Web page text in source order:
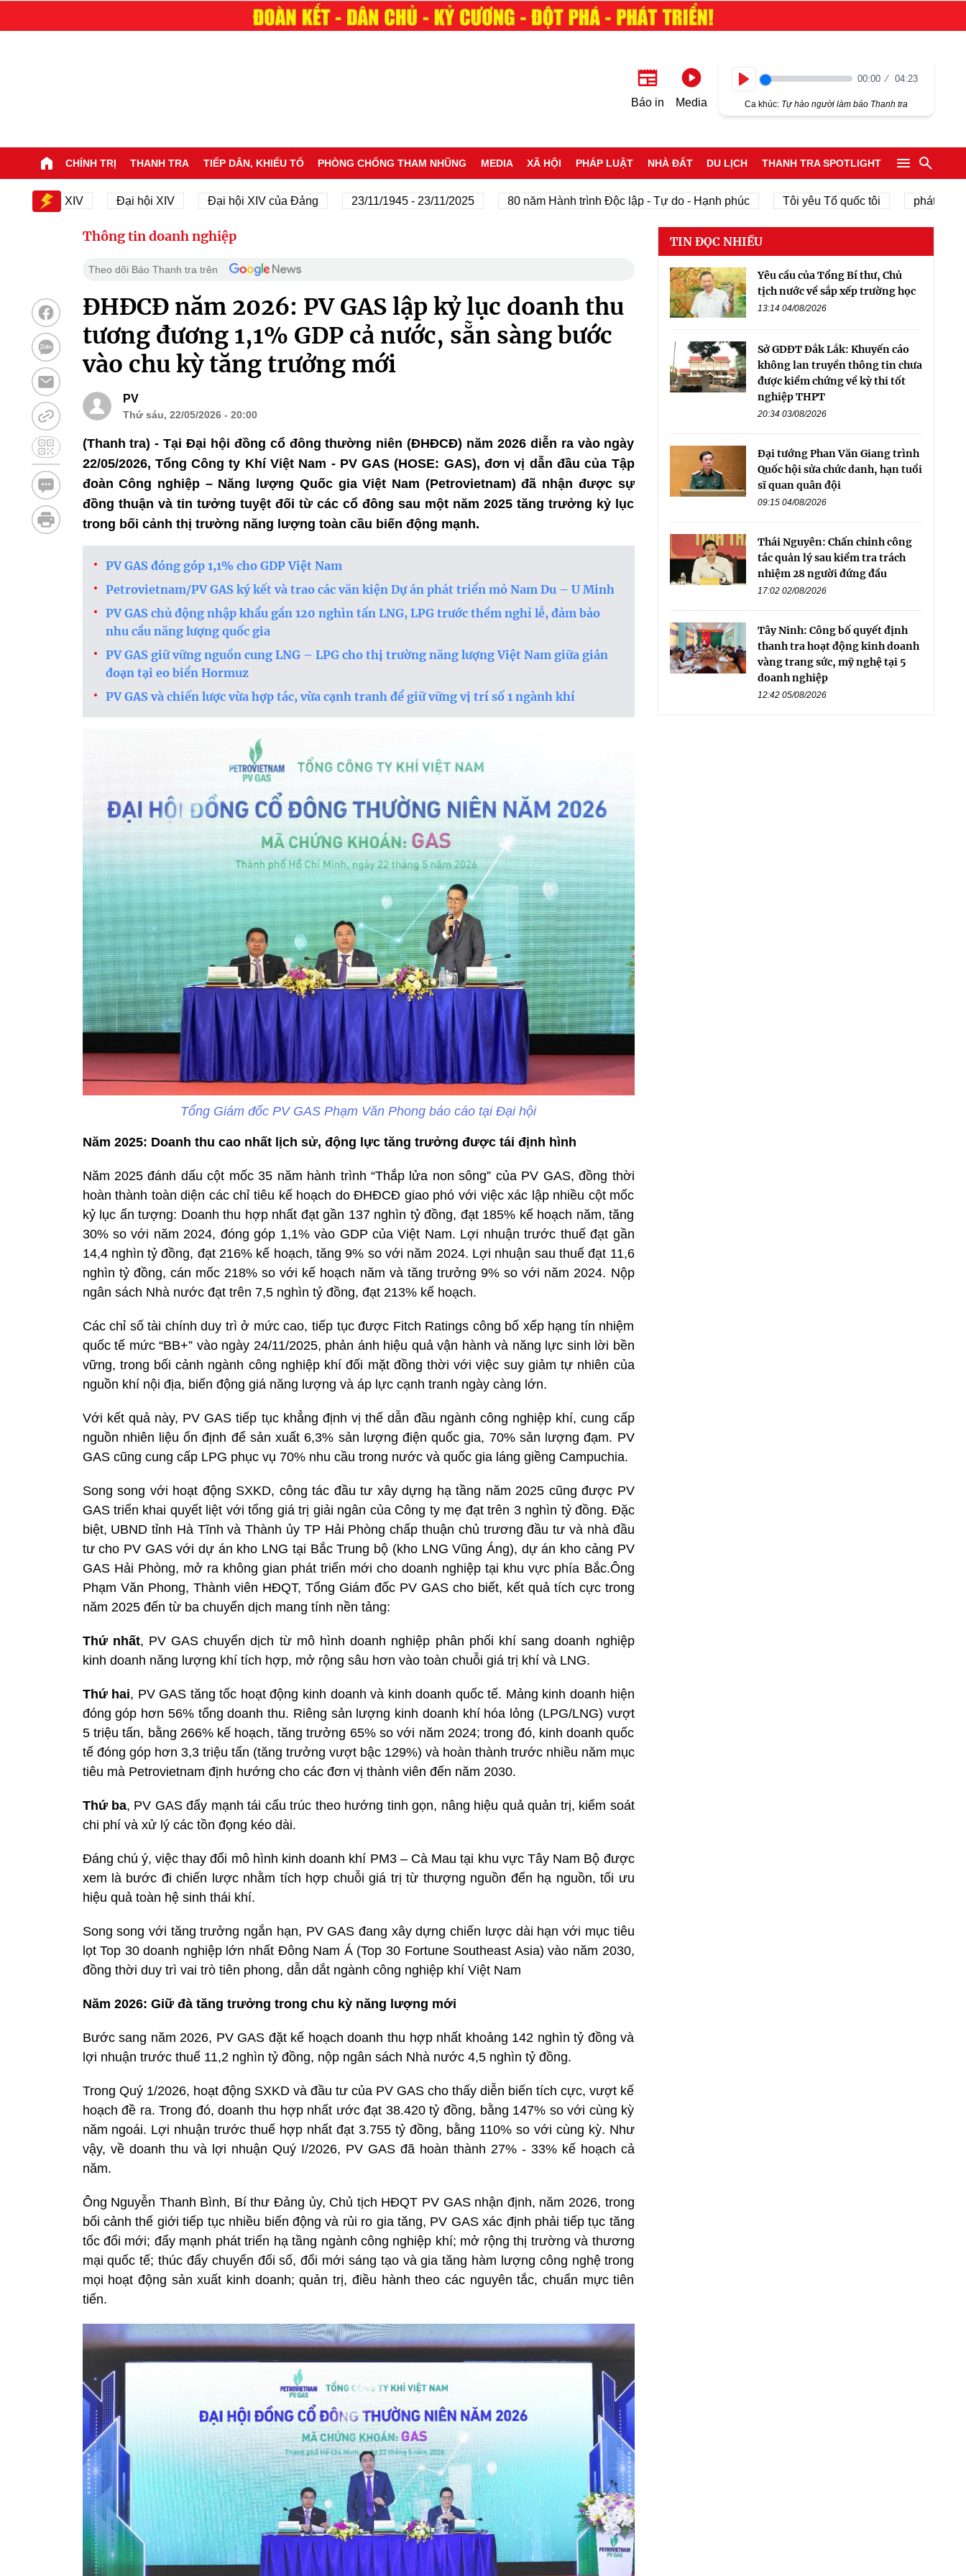
Báo in Media
00:00 04:23
Ca khúc: Tự hào người làm báo Thanh tra
CHÍNH TRỊ THANH TRA TIẾP DÂN, KHIẾU TỐ PHÒNG CHỐNG THAM NHŨNG MEDIA XÃ HỘI PHÁP LUẬT NHÀ ĐẤT DU LỊCH THANH TRA SPOTLIGHT
hội XIV Đại hội XIV Đại hội XIV của Đảng 23/11/1945 - 23/11/2025 80 năm Hành trình Độc lập - Tự do - Hạnh phúc Tôi yêu Tổ quốc tôi phát triển kinh
Thông tin doanh nghiệp
Theo dõi Báo Thanh tra trên
ĐHĐCĐ năm 2026: PV GAS lập kỷ lục doanh thu
tương đương 1,1% GDP cả nước, sẵn sàng bước
vào chu kỳ tăng trưởng mới
PV
Thứ sáu, 22/05/2026 - 20:00
(Thanh tra) - Tại Đại hội đồng cổ đông thường niên (ĐHĐCĐ) năm 2026 diễn ra vào ngày
22/05/2026, Tổng Công ty Khí Việt Nam - PV GAS (HOSE: GAS), đơn vị dẫn đầu của Tập
đoàn Công nghiệp – Năng lượng Quốc gia Việt Nam (Petrovietnam) đã nhận được sự
đồng thuận và tin tưởng tuyệt đối từ các cổ đông sau một năm 2025 tăng trưởng kỷ lục
trong bối cảnh thị trường năng lượng toàn cầu biến động mạnh.
PV GAS đóng góp 1,1% cho GDP Việt Nam
Petrovietnam/PV GAS ký kết và trao các văn kiện Dự án phát triển mỏ Nam Du – U Minh
PV GAS chủ động nhập khẩu gần 120 nghìn tấn LNG, LPG trước thềm nghỉ lễ, đảm bảo
nhu cầu năng lượng quốc gia
PV GAS giữ vững nguồn cung LNG – LPG cho thị trường năng lượng Việt Nam giữa gián
đoạn tại eo biển Hormuz
PV GAS và chiến lược vừa hợp tác, vừa cạnh tranh để giữ vững vị trí số 1 ngành khí
Tổng Giám đốc PV GAS Phạm Văn Phong báo cáo tại Đại hội
Năm 2025: Doanh thu cao nhất lịch sử, động lực tăng trưởng được tái định hình
Năm 2025 đánh dấu cột mốc 35 năm hành trình “Thắp lửa non sông” của PV GAS, đồng thời
hoàn thành toàn diện các chỉ tiêu kế hoạch do ĐHĐCĐ giao phó với việc xác lập nhiều cột mốc
kỷ lục ấn tượng: Doanh thu hợp nhất đạt gần 137 nghìn tỷ đồng, đạt 185% kế hoạch năm, tăng
30% so với năm 2024, đóng góp 1,1% vào GDP của Việt Nam. Lợi nhuận trước thuế đạt gần
14,4 nghìn tỷ đồng, đạt 216% kế hoạch, tăng 9% so với năm 2024. Lợi nhuận sau thuế đạt 11,6
nghìn tỷ đồng, cán mốc 218% so với kế hoạch năm và tăng trưởng 9% so với năm 2024. Nộp
ngân sách Nhà nước đạt trên 7,5 nghìn tỷ đồng, đạt 213% kế hoạch.
Các chỉ số tài chính duy trì ở mức cao, tiếp tục được Fitch Ratings công bố xếp hạng tín nhiệm
quốc tế mức “BB+” vào ngày 24/11/2025, phản ánh hiệu quả vận hành và năng lực sinh lời bền
vững, trong bối cảnh ngành công nghiệp khí đối mặt đồng thời với việc suy giảm tự nhiên của
nguồn khí nội địa, biến động giá năng lượng và áp lực cạnh tranh ngày càng lớn.
Với kết quả này, PV GAS tiếp tục khẳng định vị thế dẫn đầu ngành công nghiệp khí, cung cấp
nguồn nhiên liệu ổn định để sản xuất 6,3% sản lượng điện quốc gia, 70% sản lượng đạm. PV
GAS cũng cung cấp LPG phục vụ 70% nhu cầu trong nước và quốc gia láng giềng Campuchia.
Song song với hoạt động SXKD, công tác đầu tư xây dựng hạ tầng năm 2025 cũng được PV
GAS triển khai quyết liệt với tổng giá trị giải ngân của Công ty mẹ đạt trên 3 nghìn tỷ đồng. Đặc
biệt, UBND tỉnh Hà Tĩnh và Thành ủy TP Hải Phòng chấp thuận chủ trương đầu tư và nhà đầu
tư cho PV GAS với dự án kho LNG tại Bắc Trung bộ (kho LNG Vũng Áng), dự án kho cảng PV
GAS Hải Phòng, mở ra không gian phát triển mới cho doanh nghiệp tại khu vực phía Bắc.Ông
Phạm Văn Phong, Thành viên HĐQT, Tổng Giám đốc PV GAS cho biết, kết quả tích cực trong
năm 2025 đến từ ba chuyển dịch mang tính nền tảng:
Thứ nhất, PV GAS chuyển dịch từ mô hình doanh nghiệp phân phối khí sang doanh nghiệp
kinh doanh năng lượng khí tích hợp, mở rộng sâu hơn vào toàn chuỗi giá trị khí và LNG.
Thứ hai, PV GAS tăng tốc hoạt động kinh doanh và kinh doanh quốc tế. Mảng kinh doanh hiện
đóng góp hơn 56% tổng doanh thu. Riêng sản lượng kinh doanh khí hóa lỏng (LPG/LNG) vượt
5 triệu tấn, bằng 266% kế hoạch, tăng trưởng 65% so với năm 2024; trong đó, kinh doanh quốc
tế đóng góp hơn 3,3 triệu tấn (tăng trưởng vượt bậc 129%) và hoàn thành trước nhiều năm mục
tiêu mà Petrovietnam định hướng cho các đơn vị thành viên đến năm 2030.
Thứ ba, PV GAS đẩy mạnh tái cấu trúc theo hướng tinh gọn, nâng hiệu quả quản trị, kiểm soát
chi phí và xử lý các tồn đọng kéo dài.
Đáng chú ý, việc thay đổi mô hình kinh doanh khí PM3 – Cà Mau tại khu vực Tây Nam Bộ được
xem là bước đi chiến lược nhằm tích hợp chuỗi giá trị từ thượng nguồn đến hạ nguồn, tối ưu
hiệu quả toàn hệ sinh thái khí.
Song song với tăng trưởng ngắn hạn, PV GAS đang xây dựng chiến lược dài hạn với mục tiêu
lọt Top 30 doanh nghiệp lớn nhất Đông Nam Á (Top 30 Fortune Southeast Asia) vào năm 2030,
đồng thời duy trì vai trò tiên phong, dẫn dắt ngành công nghiệp khí Việt Nam
Năm 2026: Giữ đà tăng trưởng trong chu kỳ năng lượng mới
Bước sang năm 2026, PV GAS đặt kế hoạch doanh thu hợp nhất khoảng 142 nghìn tỷ đồng và
lợi nhuận trước thuế 11,2 nghìn tỷ đồng, nộp ngân sách Nhà nước 4,5 nghìn tỷ đồng.
Trong Quý 1/2026, hoạt động SXKD và đầu tư của PV GAS cho thấy diễn biến tích cực, vượt kế
hoạch đề ra. Trong đó, doanh thu hợp nhất ước đạt 38.420 tỷ đồng, bằng 147% so với cùng kỳ
năm ngoái. Lợi nhuận trước thuế hợp nhất đạt 3.755 tỷ đồng, bằng 110% so với cùng kỳ. Như
vậy, về doanh thu và lợi nhuận Quý I/2026, PV GAS đã hoàn thành 27% - 33% kế hoạch cả
năm.
Ông Nguyễn Thanh Bình, Bí thư Đảng ủy, Chủ tịch HĐQT PV GAS nhận định, năm 2026, trong
bối cảnh thế giới tiếp tục nhiều biến động và rủi ro gia tăng, PV GAS xác định phải tiếp tục tăng
tốc đổi mới; đẩy mạnh phát triển hạ tầng ngành công nghiệp khí; mở rộng thị trường và thương
mại quốc tế; thúc đẩy chuyển đổi số, đổi mới sáng tạo và gia tăng hàm lượng công nghệ trong
mọi hoạt động sản xuất kinh doanh; quản trị, điều hành theo các nguyên tắc, chuẩn mực tiên
tiến.
TIN ĐỌC NHIỀU
Yêu cầu của Tổng Bí thư, Chủ
tịch nước về sắp xếp trường học
13:14 04/08/2026
Sở GDĐT Đắk Lắk: Khuyến cáo
không lan truyền thông tin chưa
được kiểm chứng về kỳ thi tốt
nghiệp THPT
20:34 03/08/2026
Đại tướng Phan Văn Giang trình
Quốc hội sửa chức danh, hạn tuổi
sĩ quan quân đội
09:15 04/08/2026
Thái Nguyên: Chấn chỉnh công
tác quản lý sau kiểm tra trách
nhiệm 28 người đứng đầu
17:02 02/08/2026
Tây Ninh: Công bố quyết định
thanh tra hoạt động kinh doanh
vàng trang sức, mỹ nghệ tại 5
doanh nghiệp
12:42 05/08/2026